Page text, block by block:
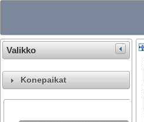
Valikko
Konepaikat